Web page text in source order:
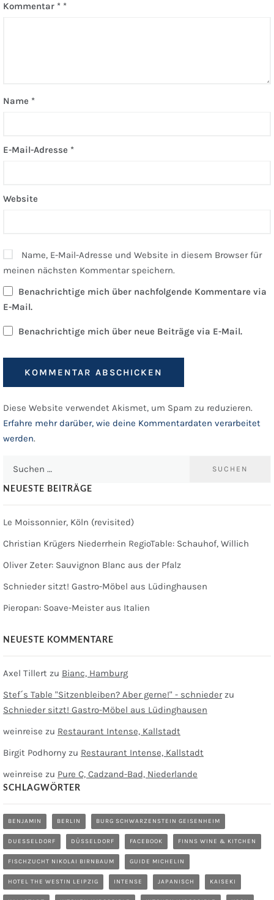
Kommentar *
Name *
E-Mail-Adresse *
Website
Name, E-Mail-Adresse und Website in diesem Browser für
meinen nächsten Kommentar speichern.
Benachrichtige mich über nachfolgende Kommentare via
E-Mail.
Benachrichtige mich über neue Beiträge via E-Mail.
Diese Website verwendet Akismet, um Spam zu reduzieren.
Erfahre mehr darüber, wie deine Kommentardaten verarbeitet
werden.
NEUESTE BEITRÄGE
Le Moissonnier, Köln (revisited)
Christian Krügers Niederrhein RegioTable: Schauhof, Willich
Oliver Zeter: Sauvignon Blanc aus der Pfalz
Schnieder sitzt! Gastro-Möbel aus Lüdinghausen
Pieropan: Soave-Meister aus Italien
NEUESTE KOMMENTARE
Axel Tillert zu Bianc, Hamburg
Stef´s Table "Sitzenbleiben? Aber gerne!" - schniederzu
Schnieder sitzt! Gastro-Möbel aus Lüdinghausen
weinreise zu Restaurant Intense, Kallstadt
Birgit Podhorny zu Restaurant Intense, Kallstadt
weinreise zu Pure C, Cadzand-Bad, Niederlande
SCHLAGWÖRTER
BENJAMIN BERLIN BURG SCHWARZENSTEIN GEISENHEIM
DUESSELDORF DÜSSELDORF FACEBOOK FINNS WINE & KITCHEN
FISCHZUCHT NIKOLAI BIRNBAUM GUIDE MICHELIN
HOTEL THE WESTIN LEIPZIG INTENSE JAPANISCH KAISEKI